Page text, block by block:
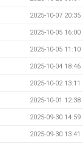
2025-10-07 20:35
2025-10-05 16:00
2025-10-05 11:10
2025-10-04 18:46
2025-10-02 13:11
2025-10-01 12:38
2025-09-30 14:59
2025-09-30 13:41